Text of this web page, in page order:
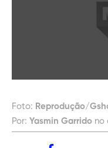
Foto: Reprodução/
Por: Yasmin Garrido no